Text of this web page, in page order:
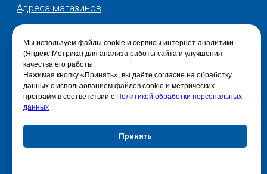
Мы используем файлы cookie и сервисы интернет-аналитики
(Яндекс.Метрика) для анализа работы сайта и улучшения
качества его работы.
Нажимая кнопку «Принять», вы даёте согласие на обработку
данных с использованием файлов cookie и метрических
программ в соответствии с Политикой обработки персональных
данных
Принять